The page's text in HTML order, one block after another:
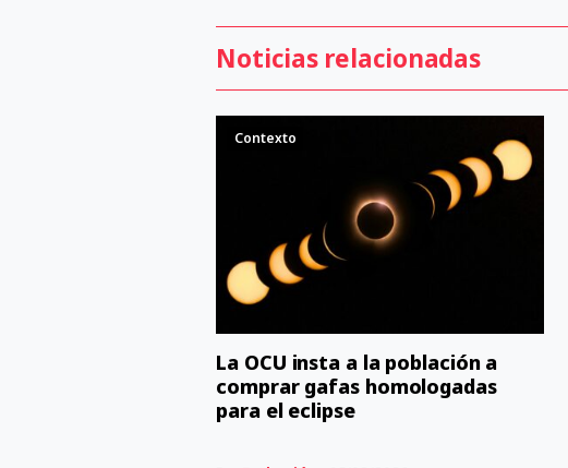
Noticias relacionadas
Contexto
La OCU insta a la población a
comprar gafas homologadas
para el eclipse